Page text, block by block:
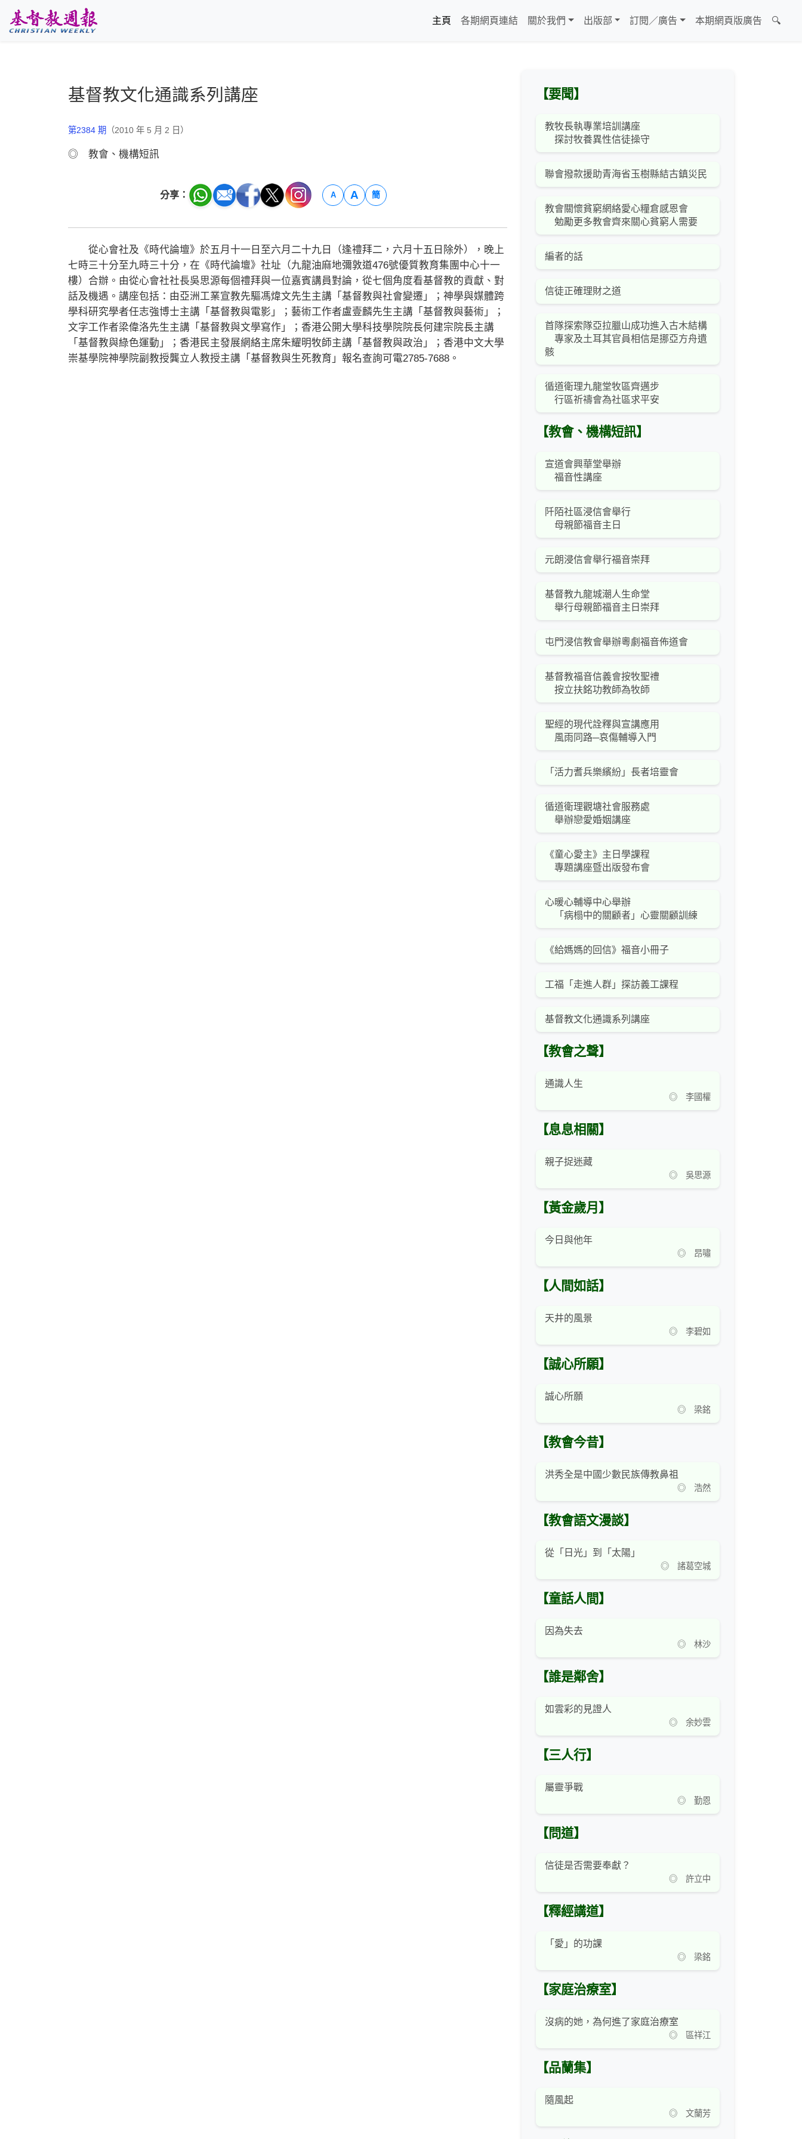
主頁
各期網頁連結 關於我們 出版部 訂閱／廣告 本期網頁版廣告 🔍
基督教文化通識系列講座
第2384 期 （2010 年 5 月 2 日）
◎ 教會、機構短訊
分享： A A 簡
從心會社及《時代論壇》於五月十一日至六月二十九日（逢禮拜二，六月十五日除外），晚上
七時三十分至九時三十分，在《時代論壇》社址（九龍油麻地彌敦道476號優質教育集團中心十一
樓）合辦。由從心會社社長吳思源每個禮拜與一位嘉賓講員對論，從七個角度看基督教的貢獻、對
話及機遇。講座包括：由亞洲工業宣教先驅馮煒文先生主講「基督教與社會變遷」；神學與媒體跨
學科研究學者任志強博士主講「基督教與電影」；藝術工作者盧壹麟先生主講「基督教與藝術」；
文字工作者梁偉洛先生主講「基督教與文學寫作」；香港公開大學科技學院院長何建宗院長主講
「基督教與綠色運動」；香港民主發展網絡主席朱耀明牧師主講「基督教與政治」；香港中文大學
崇基學院神學院副教授龔立人教授主講「基督教與生死教育」報名查詢可電2785-7688。
【要聞】
教牧長執專業培訓講座
探討牧養異性信徒操守
聯會撥款援助青海省玉樹縣結古鎮災民
教會關懷貧窮網絡愛心糧倉感恩會
勉勵更多教會齊來關心貧窮人需要
編者的話
信徒正確理財之道
首隊探索隊亞拉臘山成功進入古木結構
專家及土耳其官員相信是挪亞方舟遺
骸
循道衛理九龍堂牧區齊邁步
行區祈禱會為社區求平安
【教會、機構短訊】
宣道會興華堂舉辦
福音性講座
阡陌社區浸信會舉行
母親節福音主日
元朗浸信會舉行福音崇拜
基督教九龍城潮人生命堂
舉行母親節福音主日崇拜
屯門浸信教會舉辦粵劇福音佈道會
基督教福音信義會按牧聖禮
按立扶銘功教師為牧師
聖經的現代詮釋與宣講應用
風雨同路─哀傷輔導入門
「活力耆兵樂繽紛」長者培靈會
循道衛理觀塘社會服務處
舉辦戀愛婚姻講座
《童心愛主》主日學課程
專題講座暨出版發布會
心暖心輔導中心舉辦
「病榻中的關顧者」心靈關顧訓練
《給媽媽的回信》福音小冊子
工福「走進人群」探訪義工課程
基督教文化通識系列講座
【教會之聲】
通識人生
◎ 李國權
【息息相關】
親子捉迷藏
◎ 吳思源
【黃金歲月】
今日與他年
◎ 昂嘯
【人間如話】
天井的風景
◎ 李碧如
【誠心所願】
誠心所願
◎ 梁銘
【教會今昔】
洪秀全是中國少數民族傳教鼻祖
◎ 浩然
【教會語文漫談】
從「日光」到「太陽」
◎ 諸葛空城
【童話人間】
因為失去
◎ 林沙
【誰是鄰舍】
如雲彩的見證人
◎ 余妙雲
【三人行】
屬靈爭戰
◎ 勤恩
【問道】
信徒是否需要奉獻？
◎ 許立中
【釋經講道】
「愛」的功課
◎ 梁銘
【家庭治療室】
沒病的她，為何進了家庭治療室
◎ 區祥江
【品蘭集】
隨風起
◎ 文蘭芳